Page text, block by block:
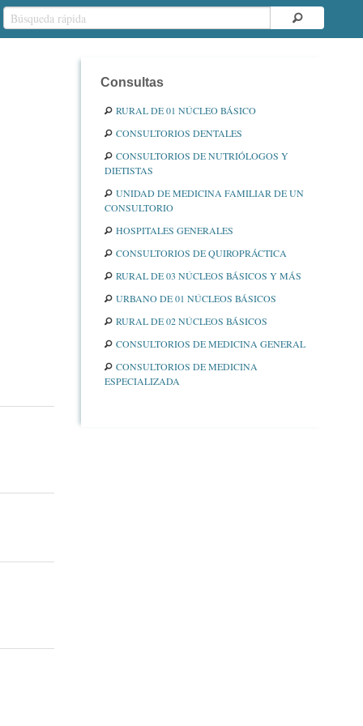
Consultas
RURAL DE 01 NÚCLEO BÁSICO
CONSULTORIOS DENTALES
CONSULTORIOS DE NUTRIÓLOGOS Y
DIETISTAS
UNIDAD DE MEDICINA FAMILIAR DE UN
CONSULTORIO
HOSPITALES GENERALES
CONSULTORIOS DE QUIROPRÁCTICA
RURAL DE 03 NÚCLEOS BÁSICOS Y MÁS
URBANO DE 01 NÚCLEOS BÁSICOS
RURAL DE 02 NÚCLEOS BÁSICOS
CONSULTORIOS DE MEDICINA GENERAL
CONSULTORIOS DE MEDICINA
ESPECIALIZADA